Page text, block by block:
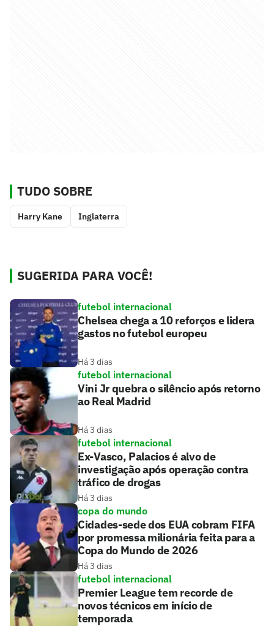
TUDO SOBRE
Harry Kane Inglaterra
SUGERIDA PARA VOCÊ!
futebol internacional
Chelsea chega a 10 reforços e lidera
gastos no futebol europeu
Há 3 dias
futebol internacional
Vini Jr quebra o silêncio após retorno
ao Real Madrid
Há 3 dias
futebol internacional
Ex-Vasco, Palacios é alvo de
investigação após operação contra
tráfico de drogas
Há 3 dias
copa do mundo
Cidades-sede dos EUA cobram FIFA
por promessa milionária feita para a
Copa do Mundo de 2026
Há 3 dias
futebol internacional
Premier League tem recorde de
novos técnicos em início de
temporada